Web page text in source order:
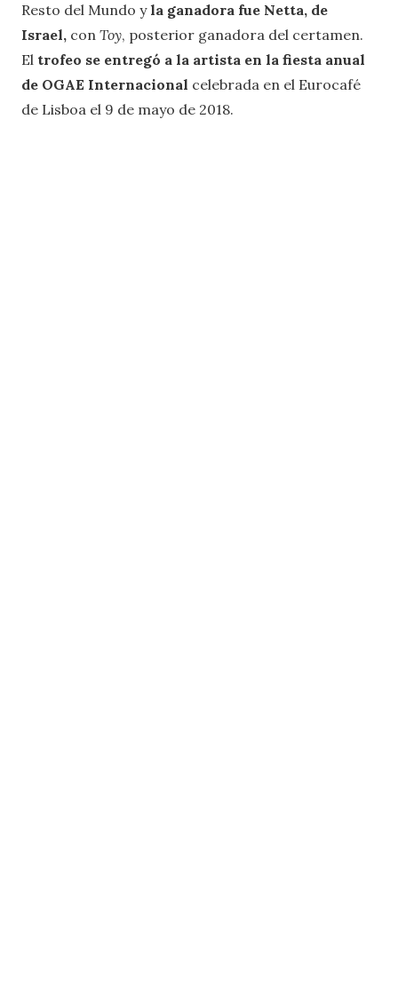
Resto del Mundo yla ganadora fue Netta, de
Israel, con Toy, posterior ganadora del certamen.
El trofeo se entregó a la artista en la fiesta anual
de OGAE Internacional celebrada en el Eurocafé
de Lisboa el 9 de mayo de 2018.